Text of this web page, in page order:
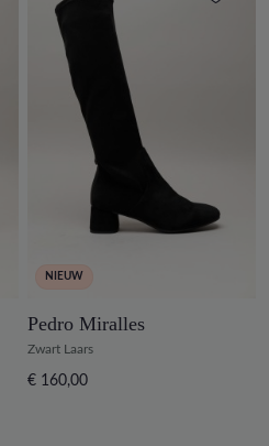
NIEUW
Pedro Miralles
Zwart Laars
€ 160,00